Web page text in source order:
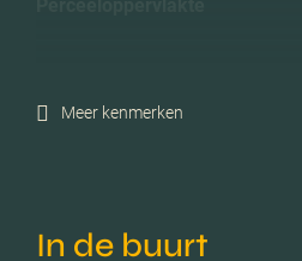
Meer kenmerken
In de buurt